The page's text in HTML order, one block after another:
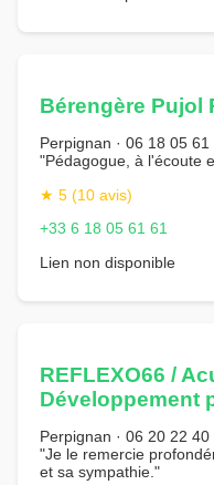
Bérengère Pujol
Perpignan · 06 18 05
"Pédagogue, à l'écoute
★ 5 (10 avis)
+33 6 18 05 61 61
Lien non disponible
REFLEXO66 /
Développement
Perpignan · 06 20 22
"Je le remercie
et sa sympathie."